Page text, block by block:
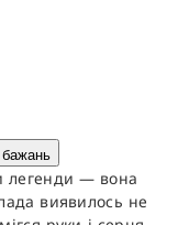
легенди — вона
виявилось не